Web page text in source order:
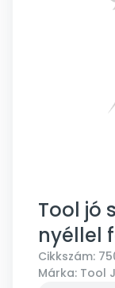
Tool jó
nyéllel
Cikkszám:
Márka: Tool